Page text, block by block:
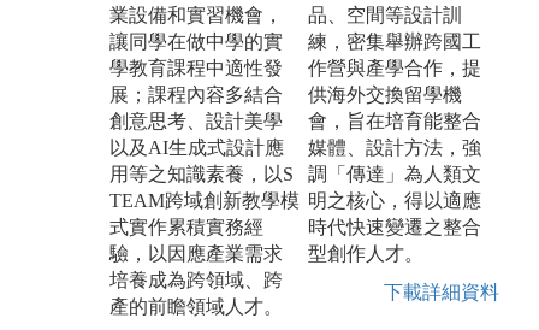
業設備和實習機會，
讓同學在做中學的實
學教育課程中適性發
展；課程內容多結合
創意思考、設計美學
以及AI生成式設計應
用等之知識素養，以S
TEAM跨域創新教學模
式實作累積實務經
驗，以因應產業需求
培養成為跨領域、跨
產的前瞻領域人才。
品、空間等設計訓
練，密集舉辦跨國工
作營與產學合作，提
供海外交換留學機
會，旨在培育能整合
媒體、設計方法，強
調「傳達」為人類文
明之核心，得以適應
時代快速變遷之整合
型創作人才。
下載詳細資料